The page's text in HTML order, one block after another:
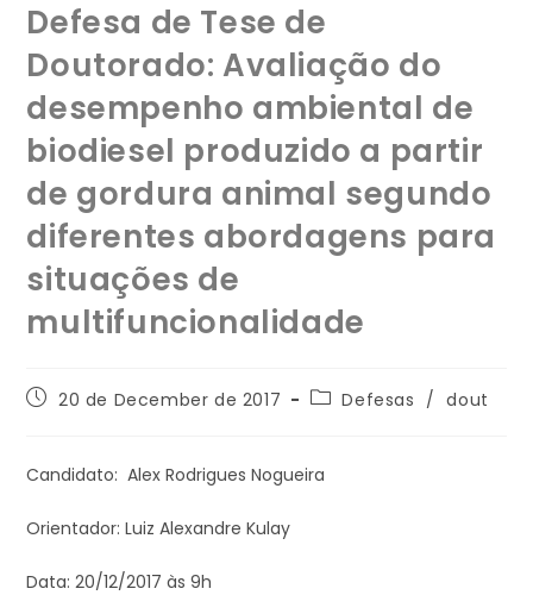
Defesa de Tese de
Doutorado: Avaliação do
desempenho ambiental de
biodiesel produzido a partir
de gordura animal segundo
diferentes abordagens para
situações de
multifuncionalidade
20 de December de 2017 Defesas / dout
Candidato: Alex Rodrigues Nogueira
Orientador: Luiz Alexandre Kulay
Data: 20/12/2017 às 9h